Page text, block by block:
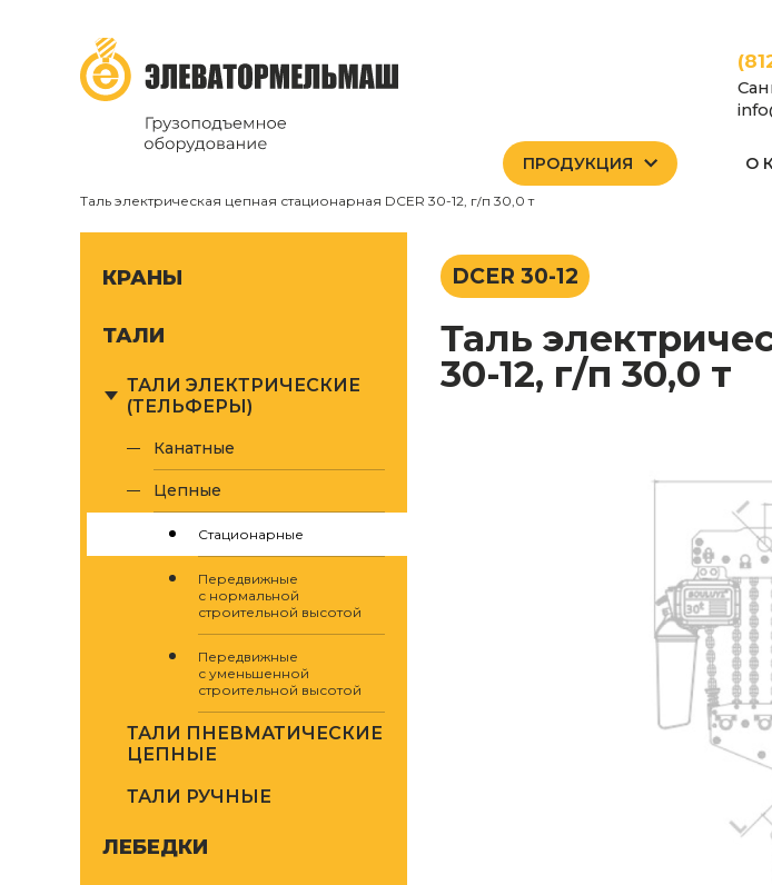
ПРОДУКЦИЯ О
Тали Тали электрические
Таль электрическая цепная стационарная DCER 30-12, г/п 30,0 т
КРАНЫ
ТАЛИ
ТАЛИ ЭЛЕКТРИЧЕСКИЕ
(ТЕЛЬФЕРЫ)
канатные
цепные
Стационарные
Передвижные
с нормальной
строительной высотой
Передвижные
с уменьшенной
строительной высотой
ТАЛИ ПНЕВМАТИЧЕСКИЕ
ЦЕПНЫЕ
ТАЛИ РУЧНЫЕ
ЛЕБЕДКИ
DCER 30-12
Таль электрическая цепная стационарная DCER
30-12, г/п 30,0 т